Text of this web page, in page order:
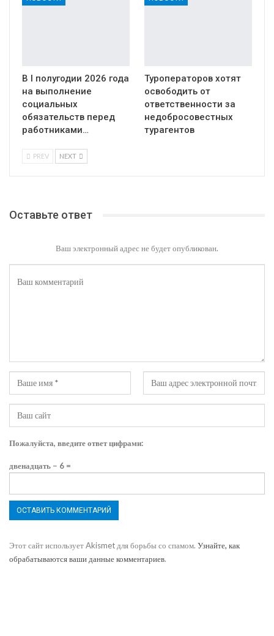
В I полугодии 2026 года
на выполнение
социальных
обязательств перед
работниками…
Туроператоров хотят
освободить от
ответственности за
недобросовестных
турагентов
PREV NEXT
Оставьте ответ
Ваш электронный адрес не будет опубликован.
Пожалуйста, введите ответ цифрами:
двенадцать − 6 =
Этот сайт использует Akismet для борьбы со спамом. Узнайте, как
обрабатываются ваши данные комментариев.